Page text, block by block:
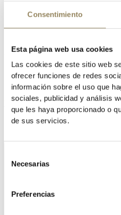
Consentimiento
Esta página web usa cookies
Las cookies de este sitio web
ofrecer funciones de redes
información sobre el uso que
sociales, publicidad y análisis
que les haya proporcionado o
de sus servicios.
Necesarias
Preferencias
Vimeo